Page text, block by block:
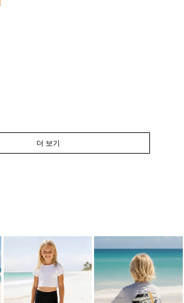
더 보기